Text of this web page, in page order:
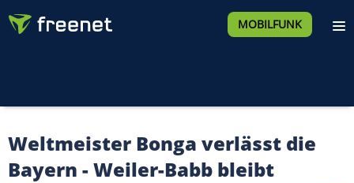
MOBILFUNK
Weltmeister Bonga verlässt die
Bayern - Weiler-Babb bleibt